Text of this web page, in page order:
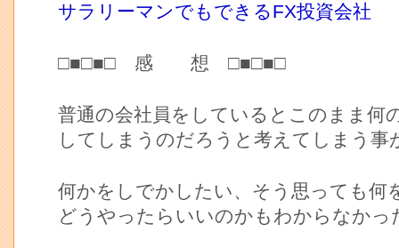
サラリーマンでもできるFX投資会社
□■□■□ 感 想 □■□■□
普通の会社員をしているとこのまま何
してしまうのだろうと考えてしまう事
何かをしでかしたい、そう思っても何
どうやったらいいのかもわからなかっ